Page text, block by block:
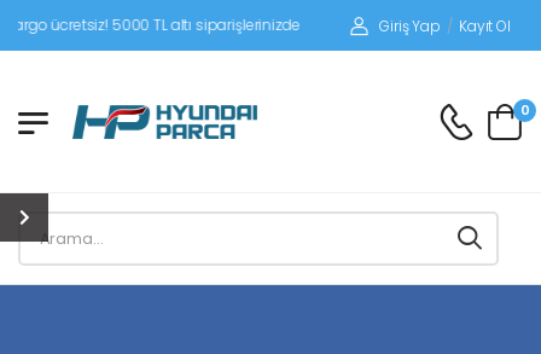
5000 TL altı siparişlerinizde siparişleriniz alıcı ödemeli gönderilir.
Giriş Yap / Kayıt Ol
0